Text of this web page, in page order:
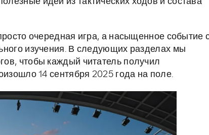
очередная игра, а насыщенное событие
изучения. В следующих разделах мы
чтобы каждый читатель получил
14 сентября 2025 года на поле.